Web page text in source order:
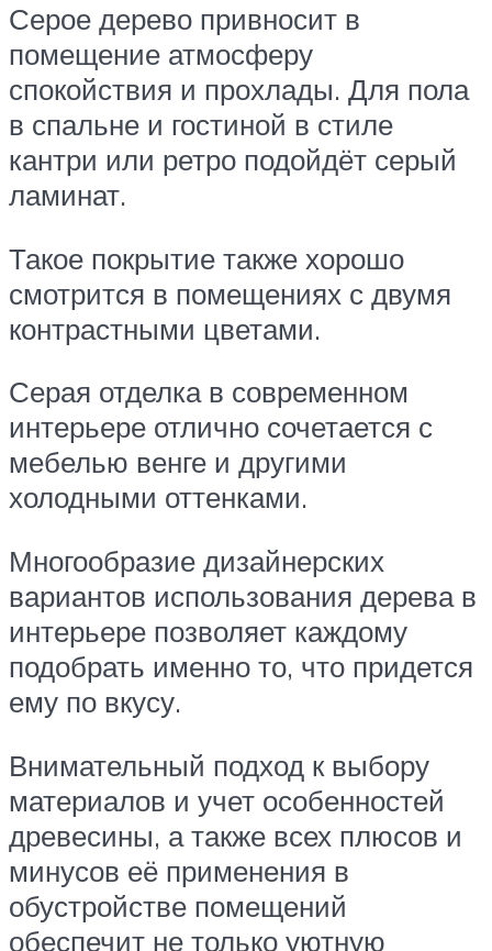
Серое дерево привносит в
помещение атмосферу
спокойствия и прохлады. Для пола
в спальне и гостиной в стиле
кантри или ретро подойдёт серый
ламинат.
Такое покрытие также хорошо
смотрится в помещениях с двумя
контрастными цветами.
Серая отделка в современном
интерьере отлично сочетается с
мебелью венге и другими
холодными оттенками.
Многообразие дизайнерских
вариантов использования дерева в
интерьере позволяет каждому
подобрать именно то, что придется
ему по вкусу.
Внимательный подход к выбору
материалов и учет особенностей
древесины, а также всех плюсов и
минусов её применения в
обустройстве помещений
обеспечит не только уютную